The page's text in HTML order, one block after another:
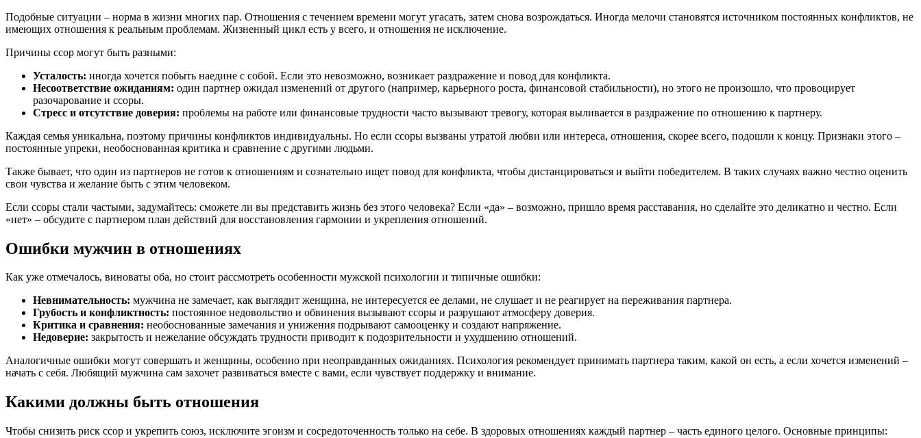
Подобные ситуации – норма в жизни многих пар. Отношения с течением времени могут угасать, затем снова возрождаться. Иногда мелочи становятся источником постоянных конфликтов, не
имеющих отношения к реальным проблемам. Жизненный цикл есть у всего, и отношения не исключение.
Причины ссор могут быть разными:
Усталость: иногда хочется побыть наедине с собой. Если это невозможно, возникает раздражение и повод для конфликта.
Несоответствие ожиданиям: один партнер ожидал изменений от другого (например, карьерного роста, финансовой стабильности), но этого не произошло, что провоцирует
разочарование и ссоры.
Стресс и отсутствие доверия: проблемы на работе или финансовые трудности часто вызывают тревогу, которая выливается в раздражение по отношению к партнеру.
Каждая семья уникальна, поэтому причины конфликтов индивидуальны. Но если ссоры вызваны утратой любви или интереса, отношения, скорее всего, подошли к концу. Признаки этого –
постоянные упреки, необоснованная критика и сравнение с другими людьми.
Также бывает, что один из партнеров не готов к отношениям и сознательно ищет повод для конфликта, чтобы дистанцироваться и выйти победителем. В таких случаях важно честно оценить
свои чувства и желание быть с этим человеком.
Если ссоры стали частыми, задумайтесь: сможете ли вы представить жизнь без этого человека? Если «да» – возможно, пришло время расставания, но сделайте это деликатно и честно. Если
«нет» – обсудите с партнером план действий для восстановления гармонии и укрепления отношений.
Ошибки мужчин в отношениях
Как уже отмечалось, виноваты оба, но стоит рассмотреть особенности мужской психологии и типичные ошибки:
Невнимательность: мужчина не замечает, как выглядит женщина, не интересуется ее делами, не слушает и не реагирует на переживания партнера.
Грубость и конфликтность: постоянное недовольство и обвинения вызывают ссоры и разрушают атмосферу доверия.
Критика и сравнения: необоснованные замечания и унижения подрывают самооценку и создают напряжение.
Недоверие: закрытость и нежелание обсуждать трудности приводит к подозрительности и ухудшению отношений.
Аналогичные ошибки могут совершать и женщины, особенно при неоправданных ожиданиях. Психология рекомендует принимать партнера таким, какой он есть, а если хочется изменений –
начать с себя. Любящий мужчина сам захочет развиваться вместе с вами, если чувствует поддержку и внимание.
Какими должны быть отношения
Чтобы снизить риск ссор и укрепить союз, исключите эгоизм и сосредоточенность только на себе. В здоровых отношениях каждый партнер – часть единого целого. Основные принципы: